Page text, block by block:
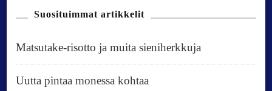
Suosituimmat artikkelit
Matsutake-risotto ja muita sieniherkkuja
Uutta pintaa monessa kohtaa